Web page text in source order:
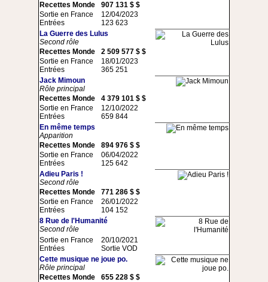
Recettes Monde
907 131 $ $
Sortie en France
Entrées
12/04/2023
123 623
La Guerre des Lulus
Second rôle
Recettes Monde
2 509 577 $ $
Sortie en France
Entrées
18/01/2023
365 251
Jack Mimoun
Rôle principal
Recettes Monde
4 379 101 $ $
Sortie en France
Entrées
12/10/2022
659 844
En même temps
Apparition
Recettes Monde
894 976 $ $
Sortie en France
Entrées
06/04/2022
125 642
Adieu Paris !
Second rôle
Recettes Monde
771 286 $ $
Sortie en France
Entrées
26/01/2022
104 152
8 Rue de l'Humanité
Second rôle
Sortie en France
Entrées
20/10/2021
Sortie VOD
Cette musique ne joue po.
Rôle principal
Recettes Monde
655 228 $ $